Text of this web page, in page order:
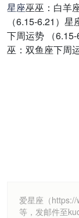
星座巫巫：白羊
（6.15-6.21）
下周运势 （
巫：双鱼座下周
爱星座（
等，发邮件至